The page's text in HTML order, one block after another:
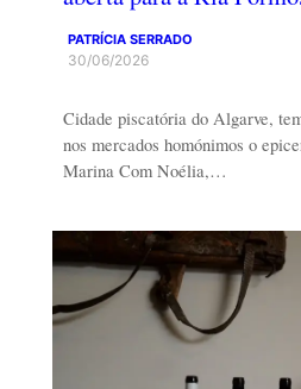
PATRÍCIA SERRADO
30/06/2026
Cidade piscatória do Algarve,
nos mercados homónimos o
Marina Com Noélia,…